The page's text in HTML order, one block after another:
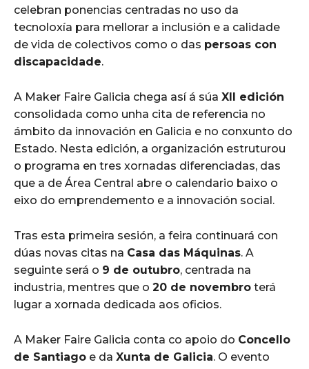
celebran ponencias centradas no uso da
tecnoloxía para mellorar a inclusión e a calidade
de vida de colectivos como o das persoas con
discapacidade.
A Maker Faire Galicia chega así á súa XII edición
consolidada como unha cita de referencia no
ámbito da innovación en Galicia e no conxunto do
Estado. Nesta edición, a organización estruturou
o programa en tres xornadas diferenciadas, das
que a de Área Central abre o calendario baixo o
eixo do emprendemento e a innovación social.
Tras esta primeira sesión, a feira continuará con
dúas novas citas na Casa das Máquinas. A
seguinte será o 9 de outubro, centrada na
industria, mentres que o 20 de novembro terá
lugar a xornada dedicada aos oficios.
A Maker Faire Galicia conta co apoio do Concello
de Santiago e da Xunta de Galicia. O evento